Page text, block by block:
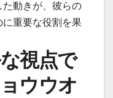
動きが、彼らの
重要な役割を果
視点で
ウウオ